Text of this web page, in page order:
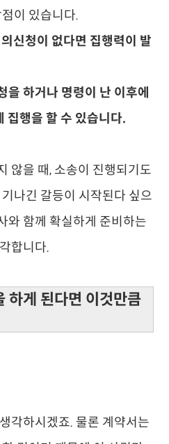
이 있습니다.
신청이 없다면 집행력이 발
하거나 명령이 난 이후에
집행을 할 수 있습니다.
않을 때, 소송이 진행되기도
나긴 갈등이 시작된다 싶으
와 함께 확실하게 준비하는
합니다.
하게 된다면 이것만큼
각하시겠죠. 물론 계약서는